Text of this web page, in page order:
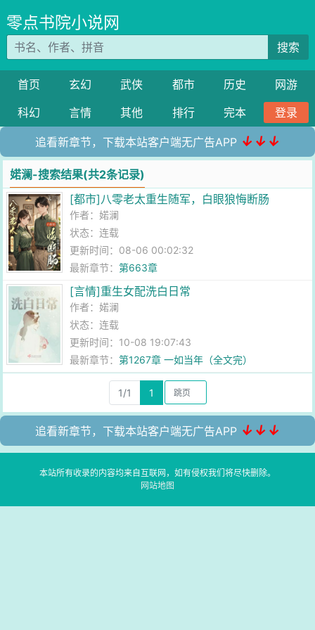
零点书院小说网
搜索
首页 玄幻 武侠 都市 历史
网游
科幻
言情 其他 排行 完本 登录
追看新章节，下载本站客户端无广告APP ↓↓↓
婼澜-搜索结果(共2条记录)
[都市]八零老太重生随军，白眼狼悔断肠
作者：婼澜
状态：连载
更新时间：08-06 00:02:32
最新章节：第663章
[言情]重生女配洗白日常
作者：婼澜
状态：连载
更新时间：10-08 19:07:43
最新章节：第1267章 一如当年（全文完）
1/1 1
追看新章节，下载本站客户端无广告APP ↓↓↓
本站所有收录的内容均来自互联网，如有侵权我们将尽快删除。
网站地图